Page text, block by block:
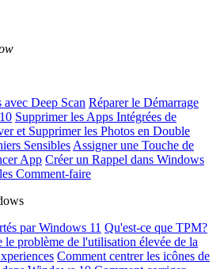
Deep Scan Réparer le Démarrage
Supprimer les Apps Intégrées de
et Supprimer les Photos en Double
Sensibles Assigner une Touche de
App Créer un Rappel dans Windows
Comment-faire
par Windows 11 Qu'est-ce que TPM?
le problème de l'utilisation élevée de la
Comment centrer les icônes de